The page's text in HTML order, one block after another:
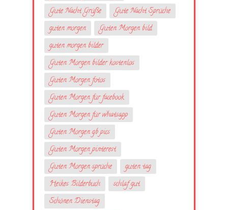
Gute Nacht Grüße
Gute Nacht Sprüche
guten morgen
Guten Morgen bild
guten morgen bilder
Guten Morgen bilder kostenlos
Guten Morgen fotos
Guten Morgen für facebook
Guten Morgen für whatsapp
Guten Morgen gb pics
Guten Morgen pinterest
Guten Morgen sprüche
guten tag
Heikes Bilderbuch
schlaf gut
Schönen Dienstag